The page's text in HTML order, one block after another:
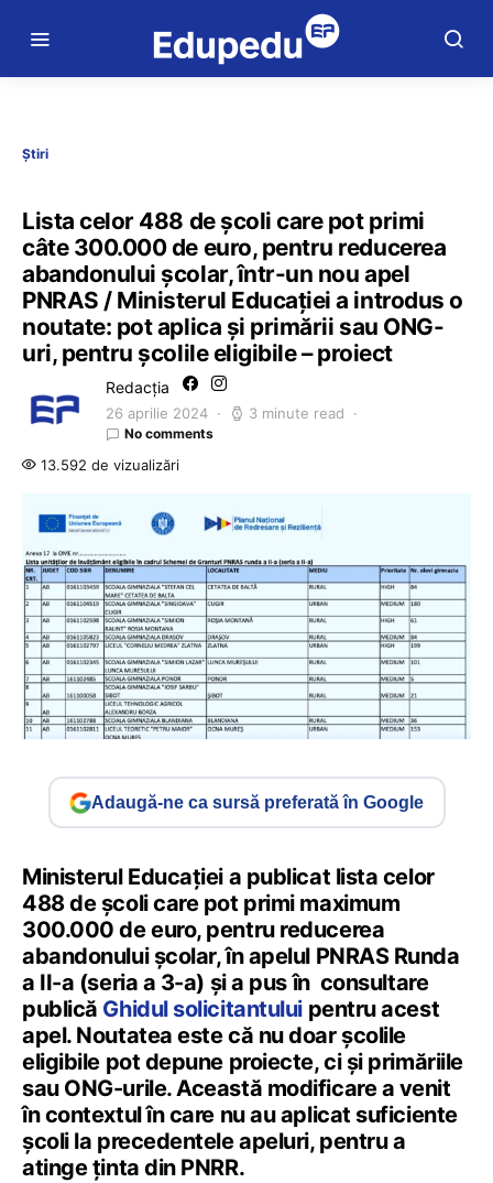
Știri
Lista celor 488 de școli care pot primi
câte 300.000 de euro, pentru reducerea
abandonului școlar, într-un nou apel
PNRAS / Ministerul Educației a introdus o
noutate: pot aplica și primării sau ONG-
uri, pentru școlile eligibile – proiect
Redacția
26 aprilie 2024 3 minute read
No comments
13.592 de vizualizări
Adaugă-ne ca sursă preferată în Google
Ministerul Educației a publicat lista celor
488 de școli care pot primi maximum
300.000 de euro, pentru reducerea
abandonului școlar, în apelul PNRAS Runda
a II-a (seria a 3-a) și a pus în consultare
publică Ghidul solicitantuluipentru acest
apel. Noutatea este că nu doar școlile
eligibile pot depune proiecte, ci și primăriile
sau ONG-urile. Această modificare a venit
în contextul în care nu au aplicat suficiente
școli la precedentele apeluri, pentru a
atinge ținta din PNRR.